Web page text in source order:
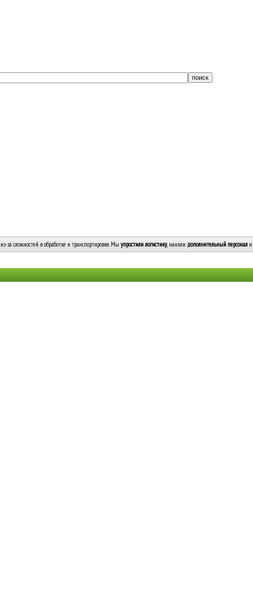
за сложностей в обработке и транспортировке. Мы упростили логистику, наняли дополнительный персонал и